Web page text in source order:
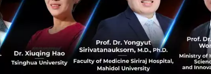
ประยุกต์ความสามารถของ ChatGPT-4o:
เสียงและภาพพร้อมกันได้ ความสามารถใน
มาเพื่อปรับปรุงการทำงานของ BCI ให้ดียิ่ง
ไป
Tom Oxley ซีอีโอของ Synchron กล่าวว่าบริษัทไ